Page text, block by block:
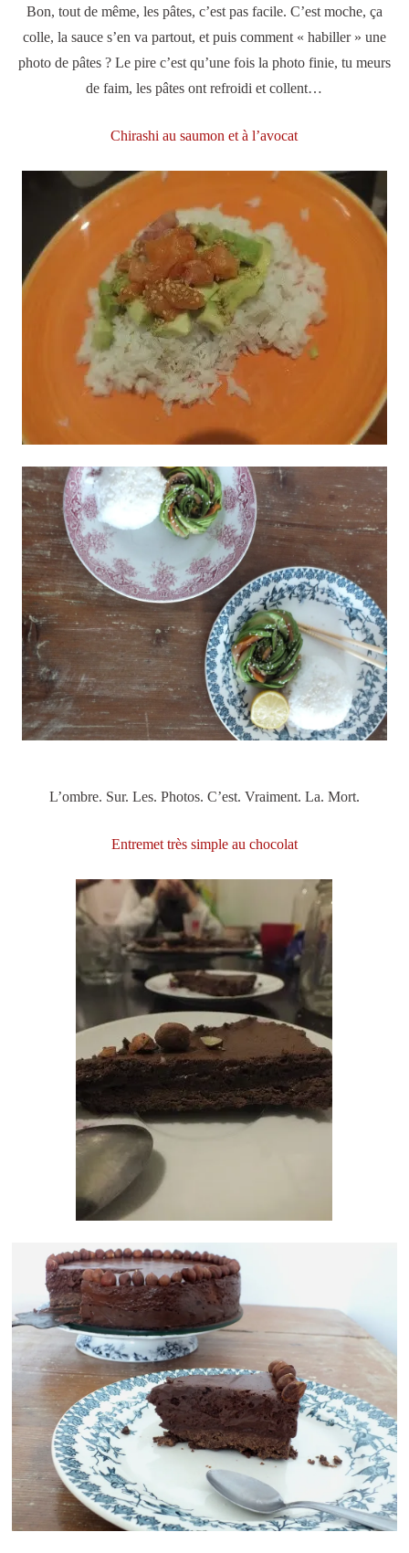
Bon, tout de même, les pâtes, c’est pas facile. C’est moche, ça
colle, la sauce s’en va partout, et puis comment « habiller » une
photo de pâtes ? Le pire c’est qu’une fois la photo finie, tu meurs
de faim, les pâtes ont refroidi et collent…
Chirashi au saumon et à l’avocat
L’ombre. Sur. Les. Photos. C’est. Vraiment. La. Mort.
Entremet très simple au chocolat